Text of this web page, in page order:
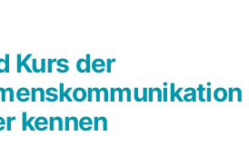
Kurs der
kennen